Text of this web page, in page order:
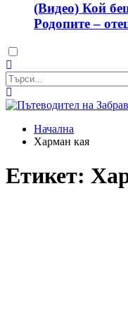
(Видео) Кой
Родопите –
Dark
mode
Начална
Харман кая
Етикет: